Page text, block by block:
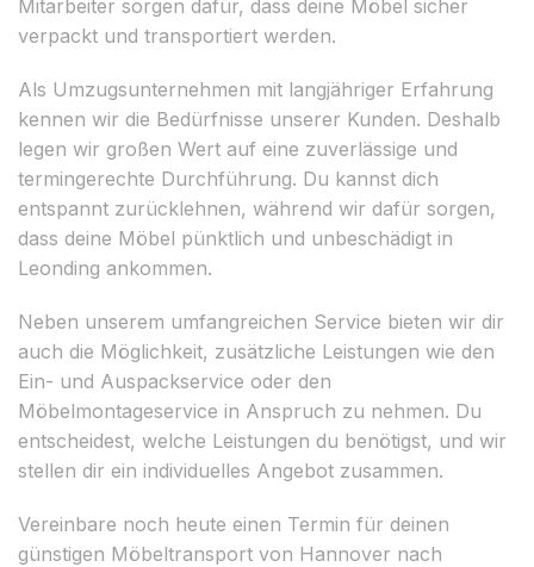
Mitarbeiter sorgen dafür, dass deine Möbel sicher
verpackt und transportiert werden.
Als Umzugsunternehmen mit langjähriger Erfahrung
kennen wir die Bedürfnisse unserer Kunden. Deshalb
legen wir großen Wert auf eine zuverlässige und
termingerechte Durchführung. Du kannst dich
entspannt zurücklehnen, während wir dafür sorgen,
dass deine Möbel pünktlich und unbeschädigt in
Leonding ankommen.
Neben unserem umfangreichen Service bieten wir dir
auch die Möglichkeit, zusätzliche Leistungen wie den
Ein- und Auspackservice oder den
Möbelmontageservice in Anspruch zu nehmen. Du
entscheidest, welche Leistungen du benötigst, und wir
stellen dir ein individuelles Angebot zusammen.
Vereinbare noch heute einen Termin für deinen
günstigen Möbeltransport von Hannover nach